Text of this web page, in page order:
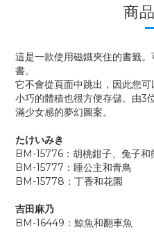
商
這是一款使用磁鐵夾住的書籤
書。
它不會從頁面中跳出，因此您可
小巧的體積也很方便存儲。由3
滿少女感的夢幻圖案。
たけいみき
BM-15776：胡桃鉗子、兔子和
BM-15777：睡公主和青鳥
BM-15778：丁香和花園
吉田麻乃
BM-16449：鯨魚和翻車魚